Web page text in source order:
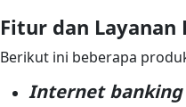
Fitur dan Layanan
Berikut ini beberapa
Internet banking